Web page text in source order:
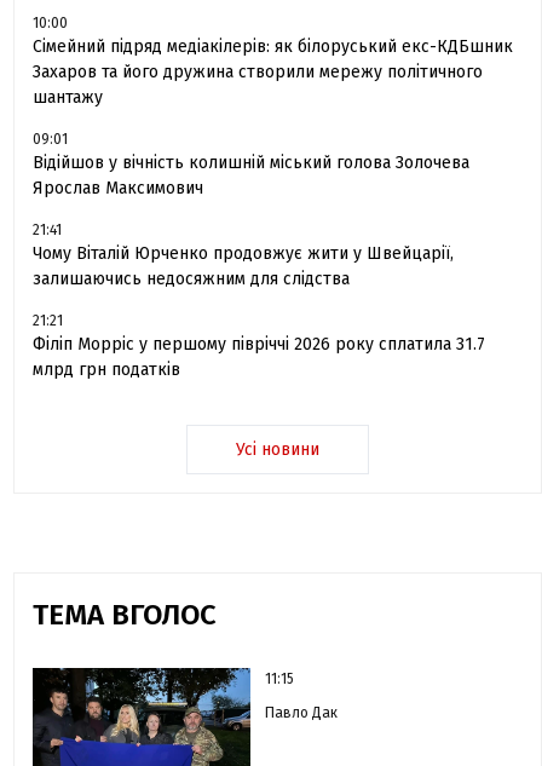
10:00
Сімейний підряд медіакілерів: як білоруський екс-КДБшник
Захаров та його дружина створили мережу політичного
шантажу
09:01
Відійшов у вічність колишній міський голова Золочева
Ярослав Максимович
21:41
Чому Віталій Юрченко продовжує жити у Швейцарії,
залишаючись недосяжним для слідства
21:21
Філіп Морріс у першому півріччі 2026 року сплатила 31.7
млрд грн податків
Усі новини
ТЕМА ВГОЛОС
11:15
Павло Дак